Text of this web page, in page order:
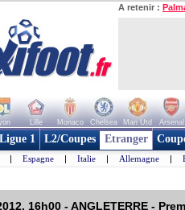
A retenir :
Lille Monaco Chelsea Man Utd Arsenal
Ligue 1 L2/Coupes Etranger
| Espagne | Italie | Allemagne |
16h00 - ANGLETERRE -